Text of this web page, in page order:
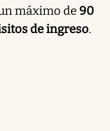
máximo de 90
de ingreso.